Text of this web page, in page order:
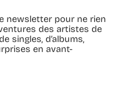
newsletter pour ne rien
des artistes de
singles, d’albums,
en avant-